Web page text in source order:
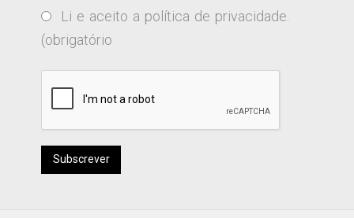
Li e aceito a política de privacidade
(obrigatório
Subscrever